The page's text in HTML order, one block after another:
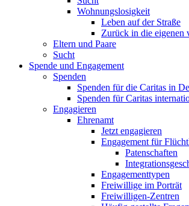
Wohnungslosigkeit
Leben auf der Straße
Zurück in die eigenen
Eltern und Paare
Sucht
Spende und Engagement
Spenden
Spenden für die Caritas in
Spenden für Caritas
Engagieren
Ehrenamt
Jetzt engagieren
Engagement für
Patenschaften
Engagementtypen
Freiwillige im Porträt
Freiwilligen-Zentren